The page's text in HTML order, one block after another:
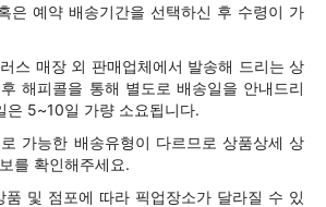
은 예약 배송기간을 선택하신 후 수령이 가
스 매장 외 판매업체에서 발송해 드리는 상
해피콜을 통해 별도로 배송일을 안내드리
은 5~10일 가량 소요됩니다.
가능한 배송유형이 다르므로 상품상세 상
를 확인해주세요.
품 및 점포에 따라 픽업장소가 달라질 수 있